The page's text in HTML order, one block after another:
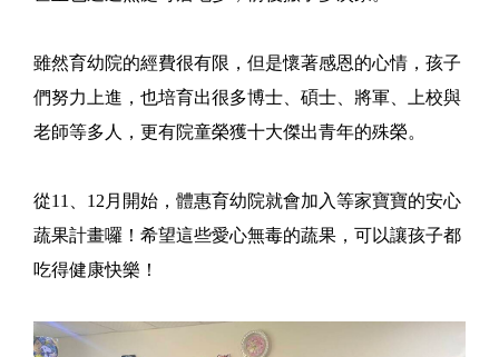
雖然育幼院的經費很有限，但是懷著感恩的心情，孩子
們努力上進，也培育出很多博士、碩士、將軍、上校與
老師等多人，更有院童榮獲十大傑出青年的殊榮。
從11、12月開始，體惠育幼院就會加入等家寶寶的安心
蔬果計畫囉！希望這些愛心無毒的蔬果，可以讓孩子都
吃得健康快樂！